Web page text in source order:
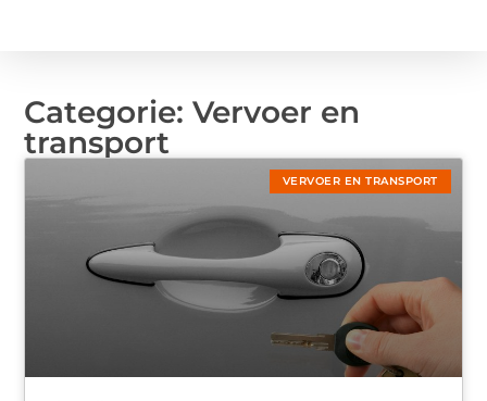
Categorie: Vervoer en
transport
VERVOER EN TRANSPORT